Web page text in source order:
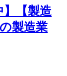
】【製造
製造業